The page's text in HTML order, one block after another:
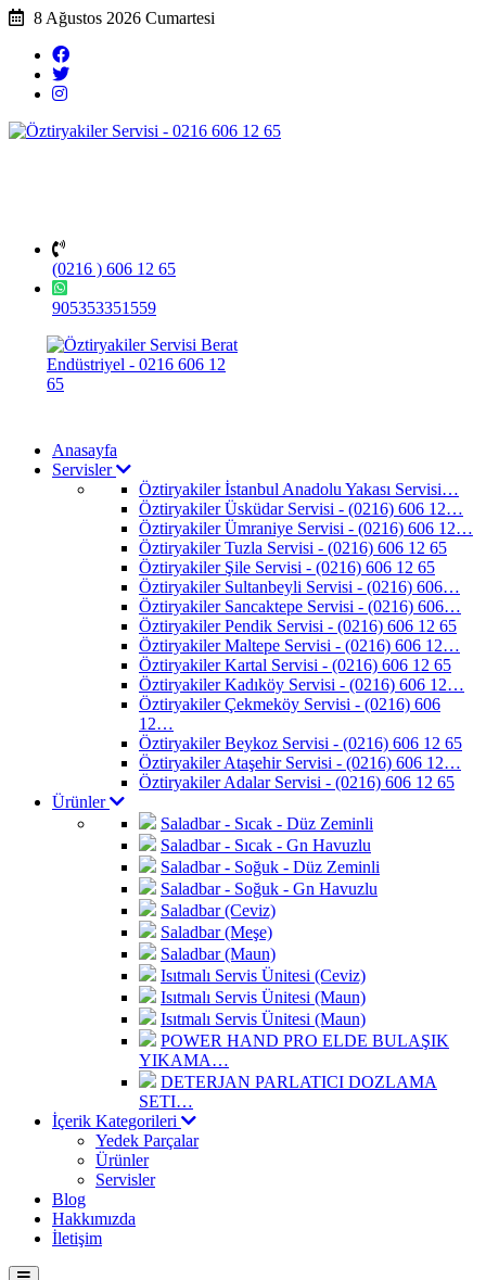
8 Ağustos 2026 Cumartesi
(0216 ) 606 12 65
905353351559
Anasayfa
Servisler
Öztiryakiler İstanbul Anadolu Yakası Servisi…
Öztiryakiler Üsküdar Servisi - (0216) 606 12…
Öztiryakiler Ümraniye Servisi - (0216) 606 12…
Öztiryakiler Tuzla Servisi - (0216) 606 12 65
Öztiryakiler Şile Servisi - (0216) 606 12 65
Öztiryakiler Sultanbeyli Servisi - (0216) 606…
Öztiryakiler Sancaktepe Servisi - (0216) 606…
Öztiryakiler Pendik Servisi - (0216) 606 12 65
Öztiryakiler Maltepe Servisi - (0216) 606 12…
Öztiryakiler Kartal Servisi - (0216) 606 12 65
Öztiryakiler Kadıköy Servisi - (0216) 606 12…
Öztiryakiler Çekmeköy Servisi - (0216) 606
12…
Öztiryakiler Beykoz Servisi - (0216) 606 12 65
Öztiryakiler Ataşehir Servisi - (0216) 606 12…
Öztiryakiler Adalar Servisi - (0216) 606 12 65
Ürünler
Saladbar - Sıcak - Düz Zeminli
Saladbar - Sıcak - Gn Havuzlu
Saladbar - Soğuk - Düz Zeminli
Saladbar - Soğuk - Gn Havuzlu
Saladbar (Ceviz)
Saladbar (Meşe)
Saladbar (Maun)
Isıtmalı Servis Ünitesi (Ceviz)
Isıtmalı Servis Ünitesi (Maun)
Isıtmalı Servis Ünitesi (Maun)
POWER HAND PRO ELDE BULAŞIK
YIKAMA…
DETERJAN PARLATICI DOZLAMA
SETI…
İçerik Kategorileri
Yedek Parçalar
Ürünler
Servisler
Blog
Hakkımızda
İletişim